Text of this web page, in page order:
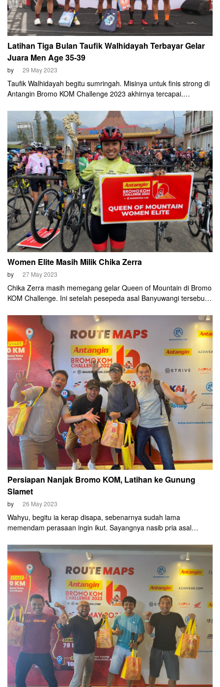
Latihan Tiga Bulan Taufik Walhidayah Terbayar Gelar
Juara Men Age 35-39
by 29 May 2023
Taufik Walhidayah begitu sumringah. Misinya untuk finis strong di
Antangin Bromo KOM Challenge 2023 akhirnya tercapai.
Mountain pada kategori age 35-39. Ia mengaku perolehannya
tahun ini sudah sesuai target dan membuatnya siap kembali
tahun depan.
Women Elite Masih Milik Chika Zerra
by 27 May 2023
Chika Zerra masih memegang gelar Queen of Mountain di Bromo
KOM Challenge. Ini setelah pesepeda asal Banyuwangi tersebut
Antangin Bromo KOM Challenge 2023.
Persiapan Nanjak Bromo KOM, Latihan ke Gunung
Slamet
by 26 May 2023
Wahyu, begitu ia kerap disapa, sebenarnya sudah lama
memendam perasaan ingin ikut. Sayangnya nasib pria asal
Challenge 2023.